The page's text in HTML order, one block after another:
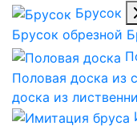
Брусок
Брусок обрезной
Половая доска из
доска из